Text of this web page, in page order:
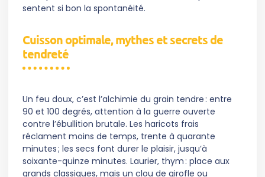
sentent si bon la spontanéité.
Cuisson optimale, mythes et secrets de
tendreté
Un feu doux, c’est l’alchimie du grain tendre : entre
90 et 100 degrés, attention à la guerre ouverte
contre l’ébullition brutale. Les haricots frais
réclament moins de temps, trente à quarante
minutes ; les secs font durer le plaisir, jusqu’à
soixante-quinze minutes. Laurier, thym : place aux
grands classiques, mais un clou de girofle ou